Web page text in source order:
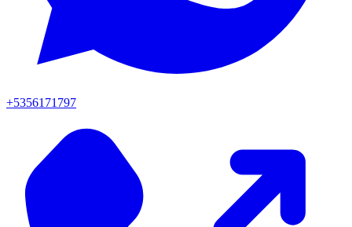
+5356171797